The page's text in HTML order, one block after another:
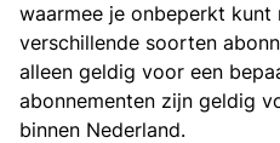
waarmee je onbeperkt kunt
verschillende soorten
alleen geldig voor een
abonnementen zijn geldig
binnen Nederland.